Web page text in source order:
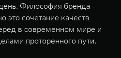
Философия бренда
это сочетание качеств
в современном мире и
проторенного пути.